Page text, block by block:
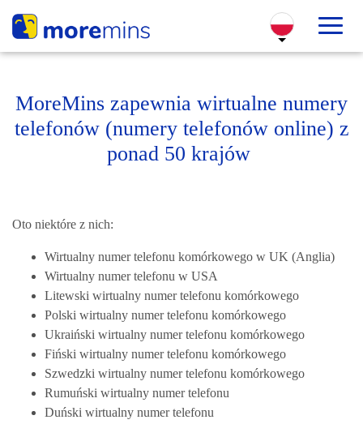
MoreMins zapewnia wirtualne numery
telefonów (numery telefonów online) z
ponad 50 krajów
Oto niektóre z nich:
Wirtualny numer telefonu komórkowego w UK (Anglia)
Wirtualny numer telefonu w USA
Litewski wirtualny numer telefonu komórkowego
Polski wirtualny numer telefonu komórkowego
Ukraiński wirtualny numer telefonu komórkowego
Fiński wirtualny numer telefonu komórkowego
Szwedzki wirtualny numer telefonu komórkowego
Rumuński wirtualny numer telefonu
Duński wirtualny numer telefonu